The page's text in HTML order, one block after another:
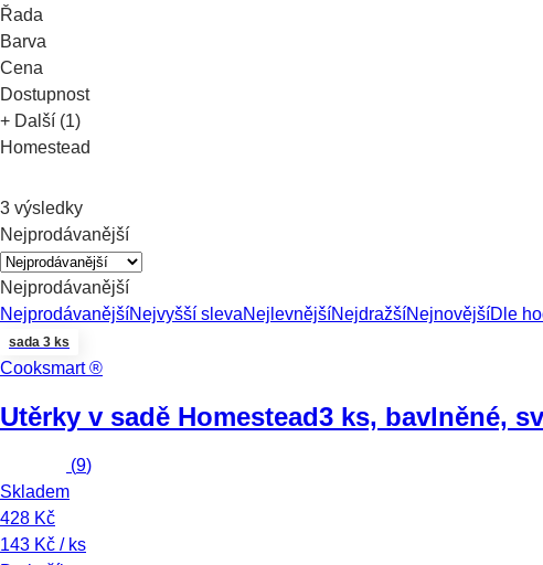
Řada
Barva
Cena
Dostupnost
+ Další (1)
Homestead
3 výsledky
Nejprodávanější
Nejprodávanější
NejprodávanějšíNejvyšší slevaNejlevnějšíNejdražšíNejnovějšíDle
sada 3 ks
Cooksmart ®
Utěrky v sadě Homestead3 ks, bavlněné,
(9)
Skladem
428 Kč
143 Kč / ks